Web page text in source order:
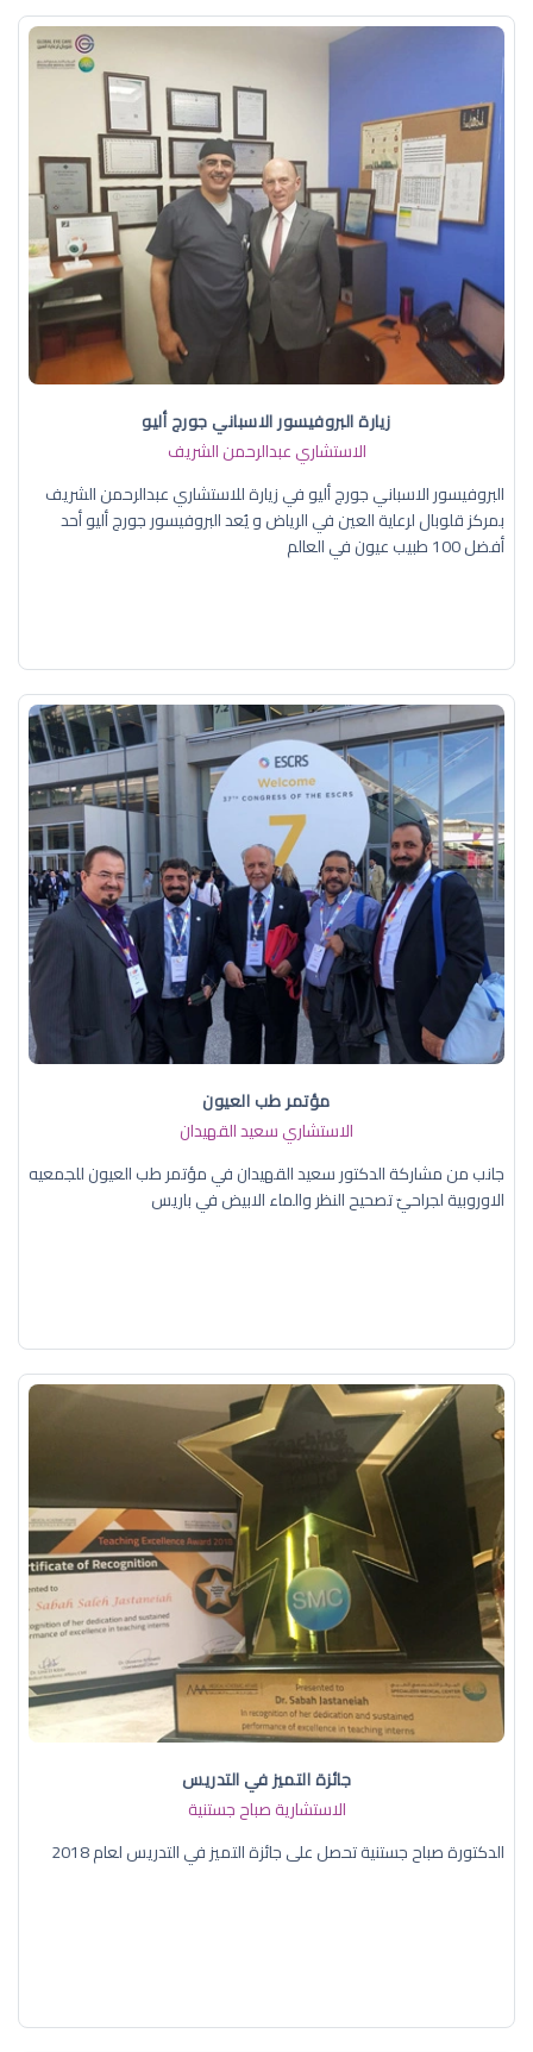
زيارة البروفيسور الاسباني جورج أليو
الاستشاري عبدالرحمن الشريف
البروفيسور الاسباني جورج أليو في زيارة للاستشاري عبدالرحمن الشريف
بمركز قلوبال لرعاية العين في الرياض و يُعد البروفيسور جورج أليو أحد
أفضل 100 طبيب عيون في العالم
مؤتمر طب العيون
الاستشاري سعيد القهيدان
جانب من مشاركة الدكتور سعيد القهيدان في مؤتمر طب العيون للجمعيه
الاوروبية لجراحيّ تصحيح النظر والماء الابيض في باريس
جائزة التميز في التدريس
الاستشارية صباح جستنية
الدكتورة صباح جستنية تحصل على جائزة التميز في التدريس لعام 2018